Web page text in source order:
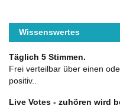
Wissenswertes
Täglich 5 Stimmen.
Frei verteilbar über einen
positiv..
Live Votes - zuhören wird